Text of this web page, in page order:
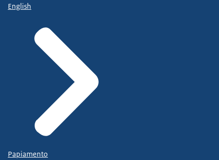
English
Papiamento